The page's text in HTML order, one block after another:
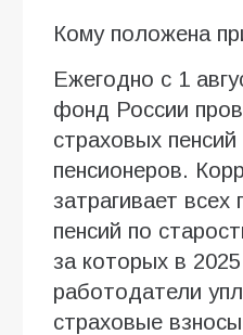
Кому положена
Ежегодно с 1
фонд России
страховых
пенсионеров.
затрагивает всех
пенсий по
за которых в
работодатели
страховые